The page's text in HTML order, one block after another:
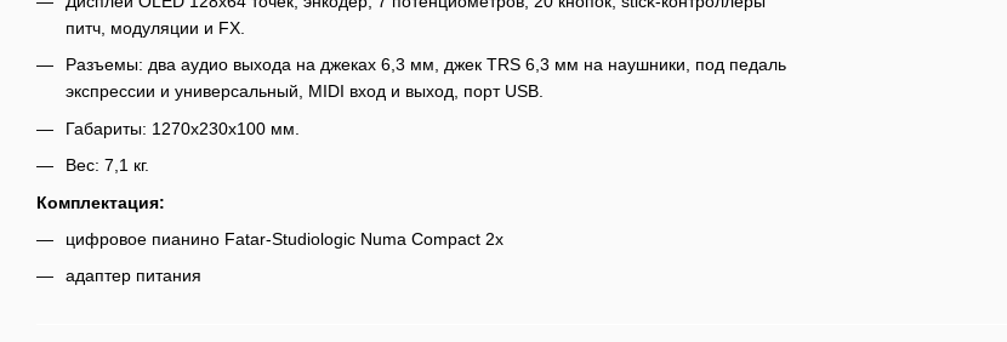
питч, модуляции и FX.
Разъемы: два аудио выхода на джеках 6,3 мм, джек TRS 6,3 мм на наушники, под педаль
экспрессии и универсальный, MIDI вход и выход, порт USB.
Габариты: 1270x230x100 мм.
Вес: 7,1 кг.
Комплектация:
цифровое пианино Fatar-Studiologic Numa Compact 2x
адаптер питания